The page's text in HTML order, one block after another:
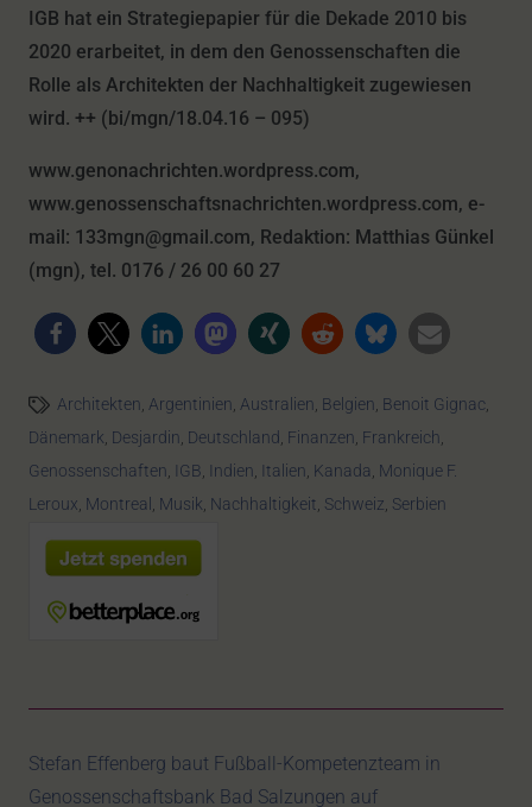
IGB hat ein Strategiepapier für die Dekade 2010 bis
2020 erarbeitet, in dem den Genossenschaften die
Rolle als Architekten der Nachhaltigkeit zugewiesen
wird. ++ (bi/mgn/18.04.16 – 095)
www.genonachrichten.wordpress.com,
www.genossenschaftsnachrichten.wordpress.com, e-
mail: 133mgn@gmail.com, Redaktion: Matthias Günkel
(mgn), tel. 0176 / 26 00 60 27
Architekten, Argentinien, Australien, Belgien, Benoit Gignac,
Dänemark, Desjardin, Deutschland, Finanzen, Frankreich,
Genossenschaften, IGB, Indien, Italien, Kanada, Monique F.
Leroux, Montreal , Musik, Nachhaltigkeit, Schweiz, Serbien
Stefan Effenberg baut Fußball-Kompetenzteam in
Genossenschaftsbank Bad Salzungen auf